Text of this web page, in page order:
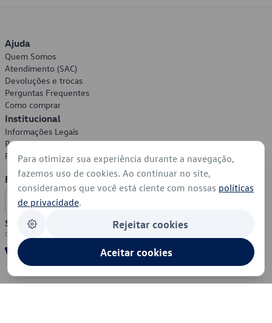
Ajuda
Quem Somos
Atendimento (SAC)
Devoluções e trocas
Perguntas Frequentes
Como comprar
Institucional
Informações Legais
Política de Privacidade
Política de Cookies
Formas de Pagamento
Segurança
Para otimizar sua experiência durante a navegação,
fazemos uso de cookies. Ao continuar no site,
consideramos que você está ciente com nossas políticas
de privacidade.
Rejeitar cookies
Aceitar cookies